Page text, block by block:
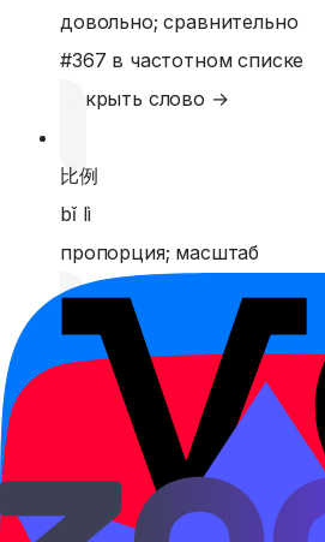
довольно; сравнительно
#367 в частотном списке
Открыть слово →
比例
bǐ lì
пропорция; масштаб
Открыть слово →
必然
неизбежный; определенный
Открыть слово →